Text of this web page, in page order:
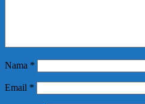
Nama *
Email *